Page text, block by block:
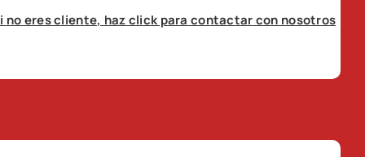
no eres cliente, haz click para contactar con nosotros